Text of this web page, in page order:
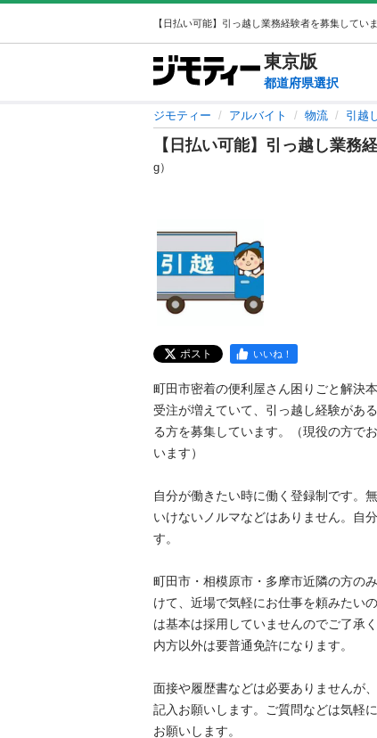
東京版
都道府県選択
ジモティー アルバイト 物流 引越
【日払い可能】引っ越し業務
g）
ポスト いいね！
町田市密着の便利屋さん困りごと解決
受注が増えていて、引っ越し経験があ
る方を募集しています。（現役の方で
います）
自分が働きたい時に働く登録制です。
いけないノルマなどはありません。自
す。
町田市・相模原市・多摩市近隣の方の
けて、近場で気軽にお仕事を頼みたい
は基本は採用していませんのでご了承
内方以外は要普通免許になります。
面接や履歴書などは必要ありませんが
記入お願いします。ご質問などは気軽
お願いします。